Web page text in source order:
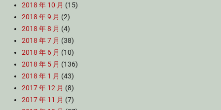
2018 年 10 月 (15)
2018 年 9 月 (2)
2018 年 8 月 (4)
2018 年 7 月 (38)
2018 年 6 月 (10)
2018 年 5 月 (136)
2018 年 1 月 (43)
2017 年 12 月 (8)
2017 年 11 月 (7)